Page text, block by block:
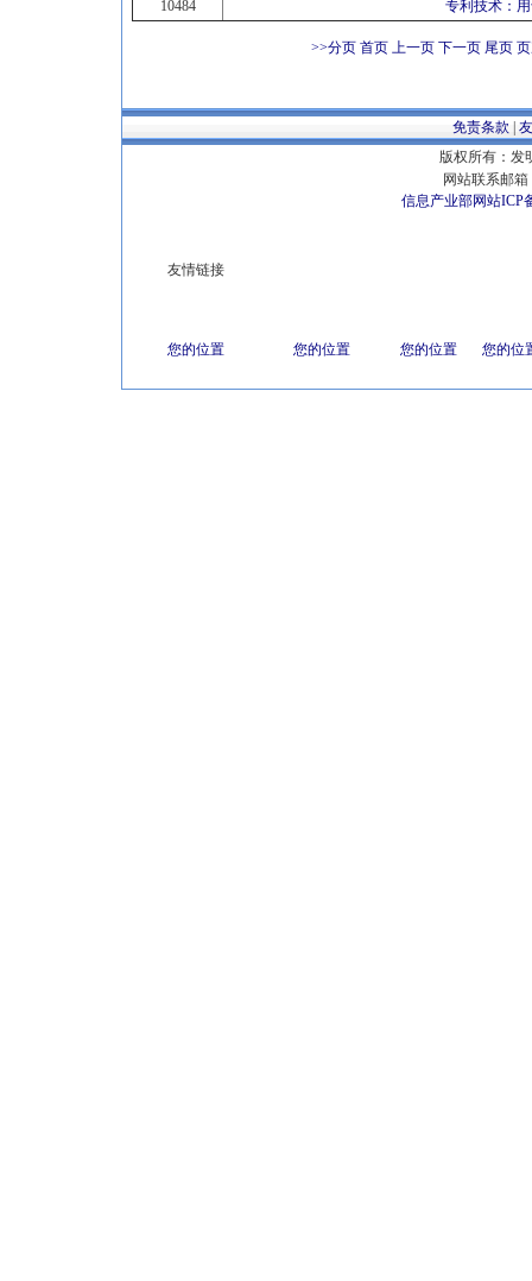
10484
专利技术：
>>分页 首页 上一页 下一页 尾页
免责条款
版权所有：发
网站联系邮箱
信息产业部网站ICP
友情链接
您的位置 您的位置 您的位置 您的位